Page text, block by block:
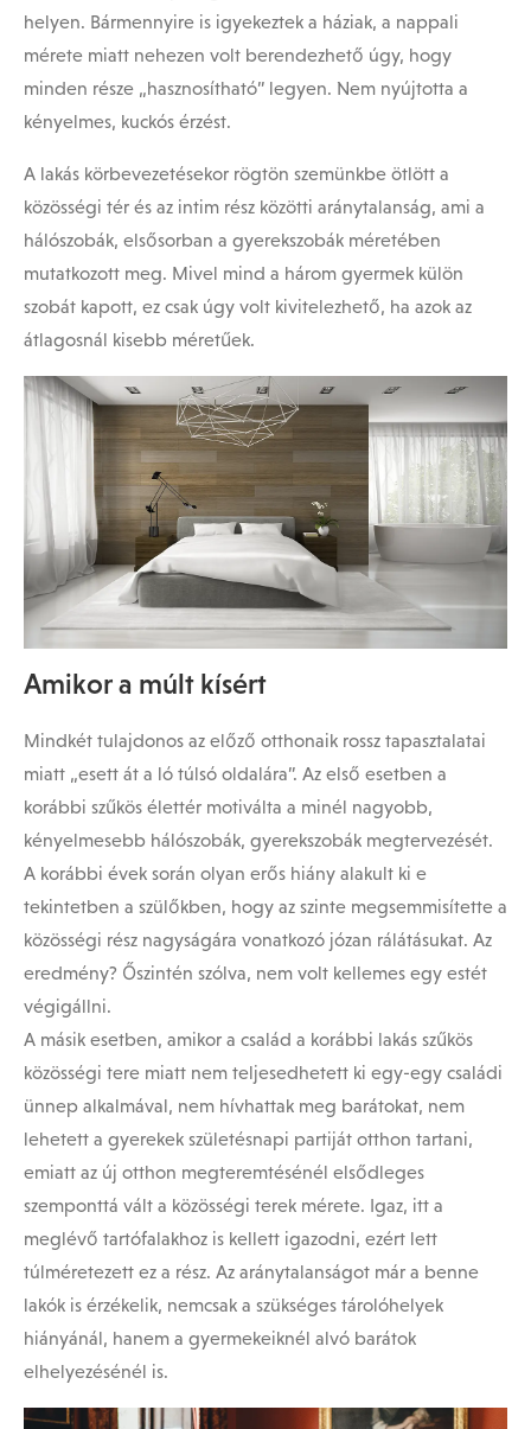
helyen. Bármennyire is igyekeztek a háziak, a nappali
mérete miatt nehezen volt berendezhető úgy, hogy
minden része „hasznosítható” legyen. Nem nyújtotta a
kényelmes, kuckós érzést.
A lakás körbevezetésekor rögtön szemünkbe ötlött a
közösségi tér és az intim rész közötti aránytalanság, ami a
hálószobák, elsősorban a gyerekszobák méretében
mutatkozott meg. Mivel mind a három gyermek külön
szobát kapott, ez csak úgy volt kivitelezhető, ha azok az
átlagosnál kisebb méretűek.
Amikor a múlt kísért
Mindkét tulajdonos az előző otthonaik rossz tapasztalatai
miatt „esett át a ló túlsó oldalára”. Az első esetben a
korábbi szűkös élettér motiválta a minél nagyobb,
kényelmesebb hálószobák, gyerekszobák megtervezését.
A korábbi évek során olyan erős hiány alakult ki e
tekintetben a szülőkben, hogy az szinte megsemmisítette a
közösségi rész nagyságára vonatkozó józan rálátásukat. Az
eredmény? Őszintén szólva, nem volt kellemes egy estét
végigállni.
A másik esetben, amikor a család a korábbi lakás szűkös
közösségi tere miatt nem teljesedhetett ki egy-egy családi
ünnep alkalmával, nem hívhattak meg barátokat, nem
lehetett a gyerekek születésnapi partiját otthon tartani,
emiatt az új otthon megteremtésénél elsődleges
szemponttá vált a közösségi terek mérete. Igaz, itt a
meglévő tartófalakhoz is kellett igazodni, ezért lett
túlméretezett ez a rész. Az aránytalanságot már a benne
lakók is érzékelik, nemcsak a szükséges tárolóhelyek
hiányánál, hanem a gyermekeiknél alvó barátok
elhelyezésénél is.